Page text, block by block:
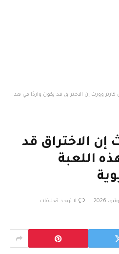
وورث إن الاختراق قد يكون واردًا في هذه اللعبة الصيدلانية الحيوية
إن الاختراق قد
اللعبة
لا توجد تعليقات